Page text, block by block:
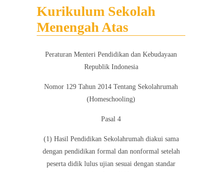
Kurikulum Sekolah
Menengah Atas
Peraturan Menteri Pendidikan dan Kebudayaan
Republik Indonesia
Nomor 129 Tahun 2014 Tentang Sekolahrumah
(Homeschooling)
Pasal 4
(1) Hasil Pendidikan Sekolahrumah diakui sama
dengan pendidikan formal dan nonformal setelah
peserta didik lulus ujian sesuai dengan standar